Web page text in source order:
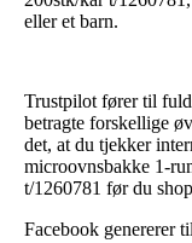
eller et barn.
Trustpilot fører til
betragte forskellige
det, at du tjekker
microovnsbakke 1-
t/1260781 før du
Facebook genererer